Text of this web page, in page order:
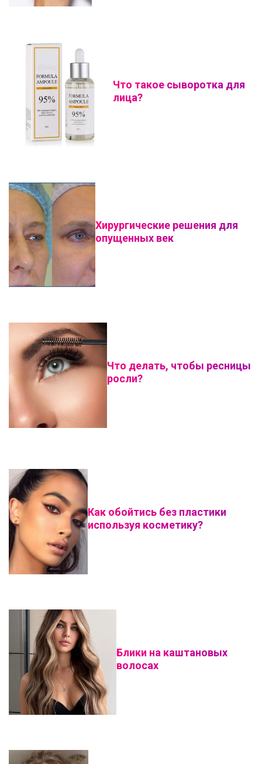
Что такое сыворотка для
лица?
Хирургические решения для
опущенных век
Что делать, чтобы ресницы
росли?
Как обойтись без пластики
используя косметику?
Блики на каштановых
волосах